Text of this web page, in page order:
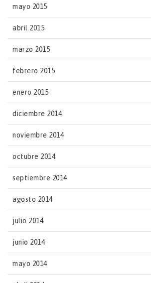
mayo 2015
abril 2015
marzo 2015
febrero 2015
enero 2015
diciembre 2014
noviembre 2014
octubre 2014
septiembre 2014
agosto 2014
julio 2014
junio 2014
mayo 2014